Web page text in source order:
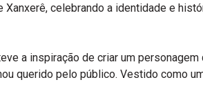
celebrando a identidade e
a inspiração de criar um
querido pelo público. Vestido como